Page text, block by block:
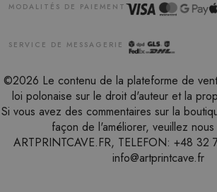
SERVICE DE MESSAGERIE
MODALITÉS DE PAIEMENT
©2026 Le contenu de la plateforme de
loi polonaise sur le droit d'auteur et la
Si vous avez des commentaires sur la
façon de l'améliorer, veuillez
ARTPRINTCAVE.FR, TELEFON: +48 32
info@artprintcave.fr